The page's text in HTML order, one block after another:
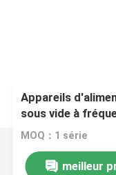
Appareils
sous vide à
imprimantes TIJ
MOQ：1 série
meilleur